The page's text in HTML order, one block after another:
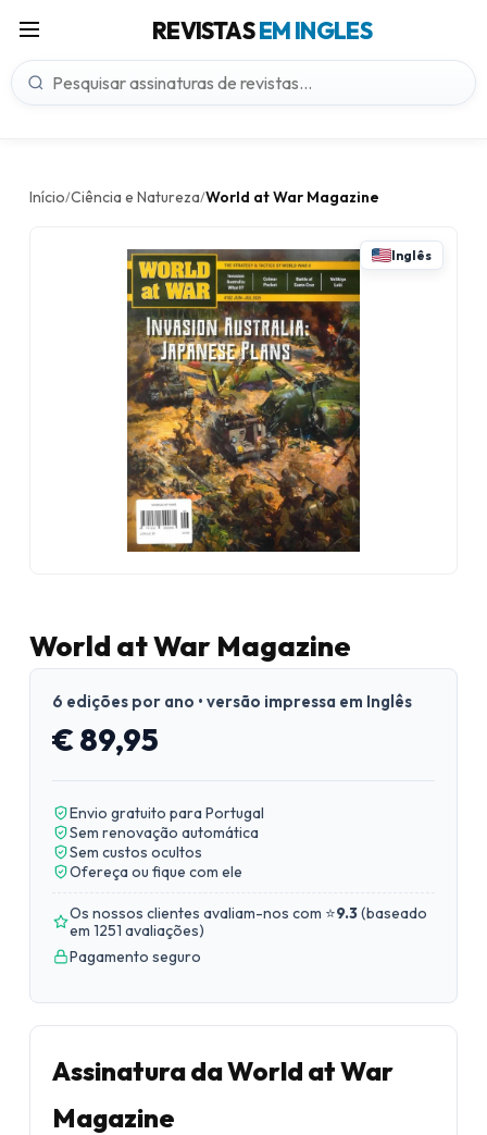
REVISTASEM INGLES
Início/Ciência e Natureza/World at War Magazine
Inglês
World at War Magazine
6 edições por ano • versão impressa em Inglês
€ 89,95
Envio gratuito para Portugal
Sem renovação automática
Sem custos ocultos
Ofereça ou fique com ele
Os nossos clientes avaliam-nos com ⭐9.3(baseado
em 1251 avaliações)
Pagamento seguro
Assinatura da World at War
Magazine